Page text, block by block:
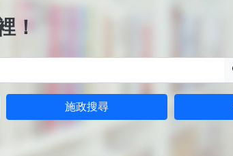
！
施政搜尋